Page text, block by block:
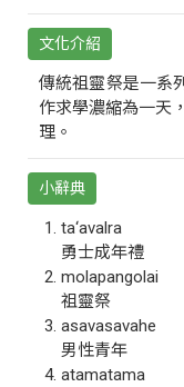
文化介紹
傳統祖靈祭是一系
作求學濃縮為一天
理。
小辭典
ta‘avalra
勇士成年禮
molapangolai
祖靈祭
asavasavahe
男性青年
atamatama